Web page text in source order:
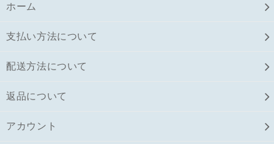
ホーム
支払い方法について
配送方法について
返品について
アカウント